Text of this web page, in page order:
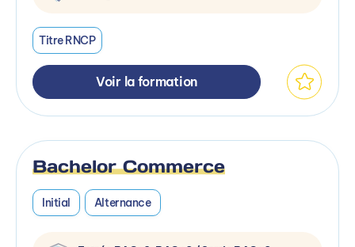
Titre RNCP
Voir la formation
Bachelor Commerce
Initial Alternance